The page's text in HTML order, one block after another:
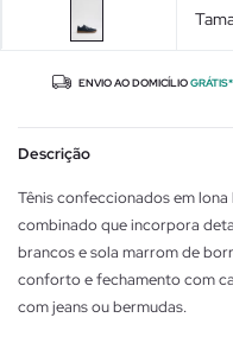
ENVIO AO DOMICÍLIOGRÁTIS*
Descrição
Tênis confeccionados em
combinado que incorpora
brancos e sola marrom de
conforto e fechamento com
com jeans ou bermudas.